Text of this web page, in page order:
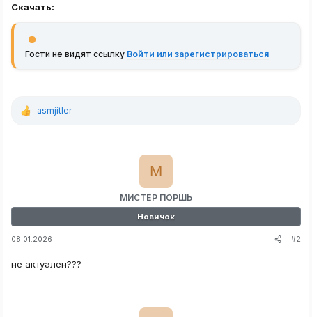
Скачать:
Гости не видят ссылку Войти или зарегистрироваться
Р
asmjitler
МИСТЕР ПОРШЬ
М
Новичок
08.01.2026 #2
не актуален???